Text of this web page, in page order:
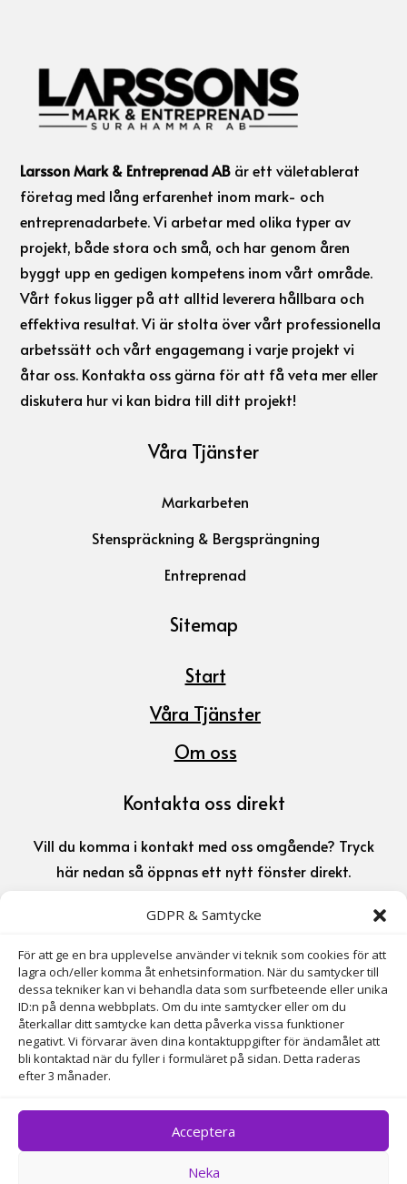
GDPR & Samtycke
För att ge en bra upplevelse använder vi teknik som cookies för att
lagra och/eller komma åt enhetsinformation. När du samtycker till
dessa tekniker kan vi behandla data som surfbeteende eller unika
ID:n på denna webbplats. Om du inte samtycker eller om du
återkallar ditt samtycke kan detta påverka vissa funktioner
negativt. Vi förvarar även dina kontaktuppgifter för ändamålet att
bli kontaktad när du fyller i formuläret på sidan. Detta raderas
efter 3 månader.
Acceptera
Neka
Larsson Mark & Entreprenad AB är ett väletablerat
företag med lång erfarenhet inom mark- och
entreprenadarbete. Vi arbetar med olika typer av
projekt, både stora och små, och har genom åren
byggt upp en gedigen kompetens inom vårt område.
Vårt fokus ligger på att alltid leverera hållbara och
effektiva resultat. Vi är stolta över vårt professionella
arbetssätt och vårt engagemang i varje projekt vi
åtar oss. Kontakta oss gärna för att få veta mer eller
diskutera hur vi kan bidra till ditt projekt!
Våra Tjänster
Markarbeten
Stenspräckning & Bergsprängning
Entreprenad
Sitemap
Start
Våra Tjänster
Om oss
Kontakta oss direkt
Vill du komma i kontakt med oss omgående? Tryck
här nedan så öppnas ett nytt fönster direkt.
070-716 72 72
 info@larssonsmarkab.se
Adress
Östergatan 9, 735 32 Surahammar